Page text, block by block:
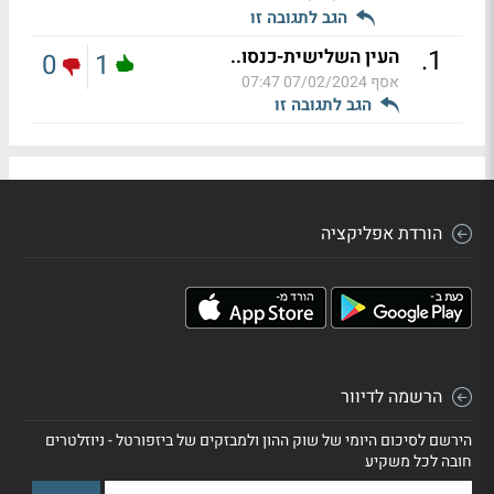
הגב לתגובה זו
1
. העין השלישית-כנסו..
אסף07/02/2024 07:47
הגב לתגובה זו
1
0
הורדת אפליקציה
הרשמה לדיוור
הירשם לסיכום היומי של שוק ההון ולמבזקים של ביזפורטל - ניוזלטרים
חובה לכל משקיע